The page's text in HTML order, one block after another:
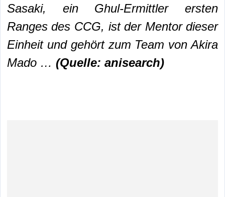
Sasaki, ein Ghul-Ermittler ersten
Ranges des CCG, ist der Mentor dieser
Einheit und gehört zum Team von Akira
Mado … (Quelle: anisearch)